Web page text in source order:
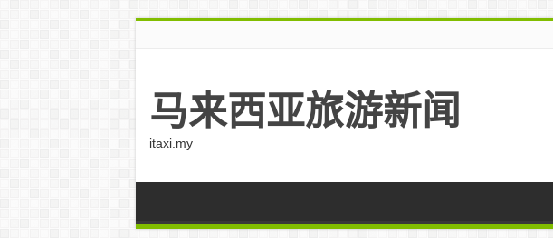
马来西亚旅游新闻
itaxi.my